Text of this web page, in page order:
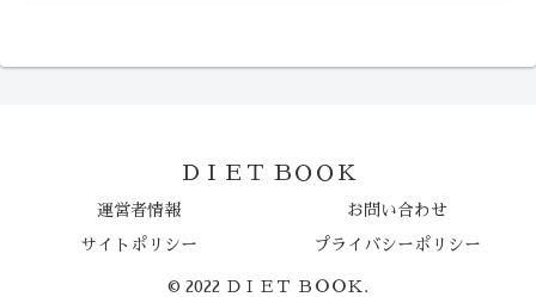
ＤＩＥＴ ＢＯＯＫ
運営者情報 お問い合わせ
サイトポリシー プライバシーポリシー
© 2022 ＤＩＥＴ ＢＯＯＫ.